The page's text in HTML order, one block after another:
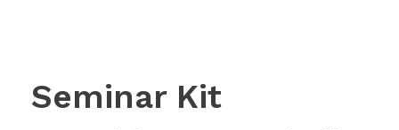
Seminar Kit